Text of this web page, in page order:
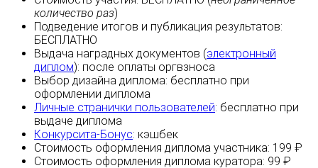
количество раз)
Подведение итогов и публикация результатов:
БЕСПЛАТНО
Выдача наградных документов (электронный
диплом): после оплаты оргвзноса
Выбор дизайна диплома: бесплатно при
оформлении диплома
Личные странички пользователей: бесплатно при
выдаче диплома
Конкурсита-Бонус: кэшбек
Стоимость оформления диплома участника: 199 ₽
Стоимость оформления диплома куратора: 99 ₽